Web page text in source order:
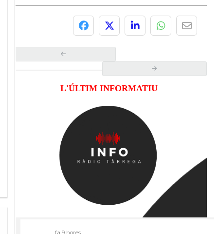
L'ÚLTIM INFORMATIU